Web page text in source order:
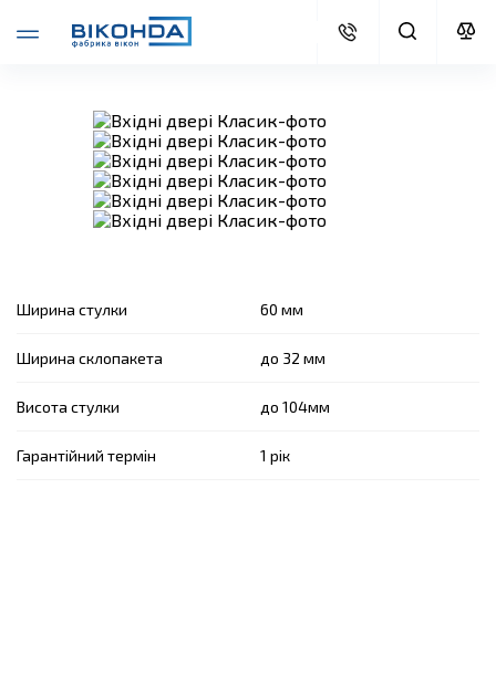
60 мм
Ширина стулки
до 32 мм
Ширина склопакета
до 104мм
Висота стулки
1 рік
Гарантійний термін